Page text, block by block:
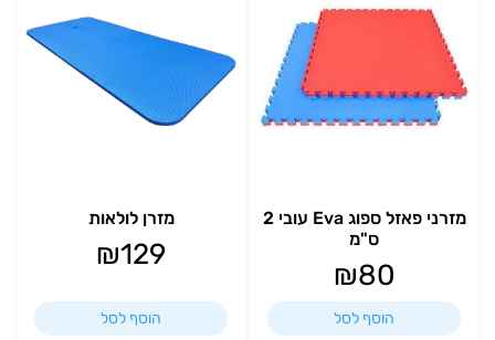
מזרני פאזל ספוג Eva עובי 2
ס"מ
₪80
הוסף לסל
מזרן לולאות
₪129
הוסף לסל